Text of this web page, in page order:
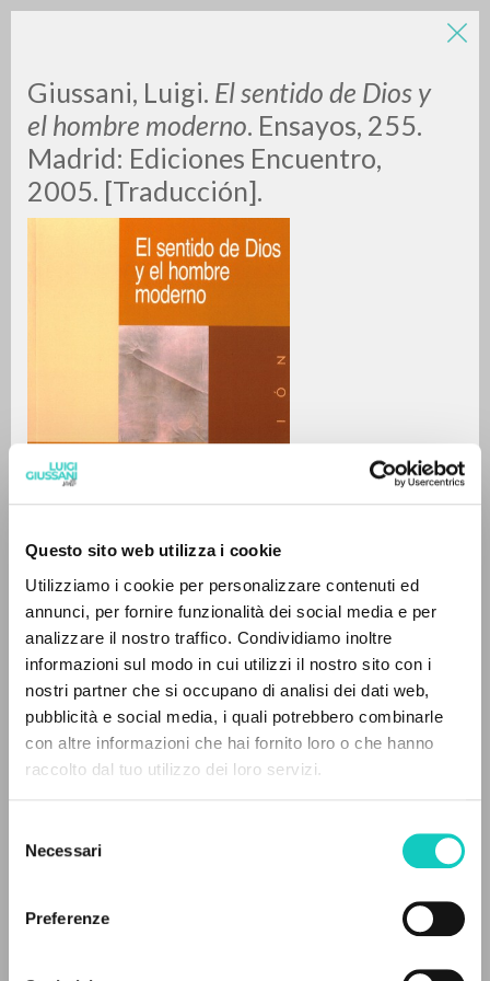
Questo sito web utilizza i cookie
Utilizziamo i cookie per personalizzare contenuti ed
annunci, per fornire funzionalità dei social media e per
analizzare il nostro traffico. Condividiamo inoltre
informazioni sul modo in cui utilizzi il nostro sito con i
nostri partner che si occupano di analisi dei dati web,
pubblicità e social media, i quali potrebbero combinarle
con altre informazioni che hai fornito loro o che hanno
raccolto dal tuo utilizzo dei loro servizi.
delNecessari
Preferenze
Giussani, Luigi. El sentido de Dios y
el hombre moderno. Ensayos, 255.
Madrid: Ediciones Encuentro,
2005. [Traducción].
García José MiguelProof-reader
Giussani LuigiAuthor
Oriol José MiguelTranslator
Ratzinger JosephPreface
Richi Alberti GabrielProof-reader
Spanish
LUIGI
GIUSSANI
0RESULTS FOUND
MORE RESULTS